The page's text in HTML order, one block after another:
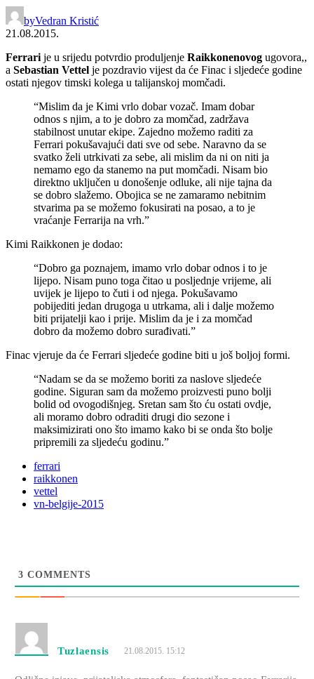
byVedran Kristić
21.08.2015.
Ferrari je u srijedu potvrdio produljenje Raikkonenovog ugovora,,
a Sebastian Vettel je pozdravio vijest da će Finac i sljedeće godine
ostati njegov timski kolega u talijanskoj momčadi.
“Mislim da je Kimi vrlo dobar vozač. Imam dobar
odnos s njim, a to je dobro za momčad, zadržava
stabilnost unutar ekipe. Zajedno možemo raditi za
Ferrari pokušavajući dati sve od sebe. Naravno da se
svatko želi utrkivati za sebe, ali mislim da ni on niti ja
nemamo ego da stanemo na put momčadi. Nisam bio
direktno uključen u donošenje odluke, ali nije tajna da
se dobro slažemo. Obojica se ne zamaramo nebitnim
stvarima pa se možemo fokusirati na posao, a to je
vraćanje Ferrarija na vrh.”
Kimi Raikkonen je dodao:
“Dobro ga poznajem, imamo vrlo dobar odnos i to je
lijepo. Nisam puno toga čitao u posljednje vrijeme, ali
uvijek je lijepo to čuti i od njega. Pokušavamo
pobijediti jedan drugoga u utrkama, ali i dalje možemo
biti prijatelji kao i prije. Mislim da je i za momčad
dobro da možemo dobro surađivati.”
Finac vjeruje da će Ferrari sljedeće godine biti u još boljoj formi.
“Nadam se da se možemo boriti za naslove sljedeće
godine. Siguran sam da možemo proizvesti puno bolji
bolid od ovogodišnjeg. Sretan sam što ću ostati ovdje,
ali moramo dobro odraditi drugi dio sezone i
maksimizirati ono što imamo kako bi se onda što bolje
pripremili za sljedeću godinu.”
ferrari
raikkonen
vettel
vn-belgije-2015
3 COMMENTS
Tuzlaensis 21.08.2015. 15:12